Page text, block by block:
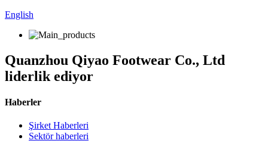
English
Quanzhou Qiyao Footwear Co., Ltd
liderlik ediyor
Haberler
Şirket Haberleri
Sektör haberleri